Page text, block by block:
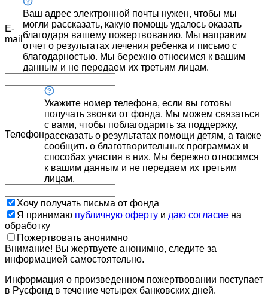
E-
mail
Ваш адрес электронной почты нужен, чтобы мы
могли рассказать, какую помощь удалось оказать
благодаря вашему пожертвованию. Мы направим
отчет о результатах лечения ребенка и письмо с
благодарностью. Мы бережно относимся к вашим
данным и не передаем их третьим лицам.
Телефон
Укажите номер телефона, если вы готовы
получать звонки от фонда. Мы можем связаться
с вами, чтобы поблагодарить за поддержку,
рассказать о результатах помощи детям, а также
сообщить о благотворительных программах и
способах участия в них. Мы бережно относимся
к вашим данным и не передаем их третьим
лицам.
Хочу получать письма от фонда
Я принимаю публичную оферту и даю согласие на
обработку
Пожертвовать анонимно
Внимание! Вы жертвуете анонимно, следите за
информацией самостоятельно.
Информация о произведенном пожертвовании поступает
в Русфонд в течение четырех банковских дней.